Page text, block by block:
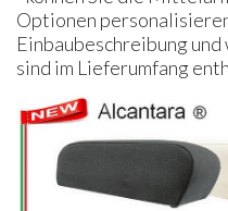
Optionen
Einbaubeschreibung
sind im Lieferumfang